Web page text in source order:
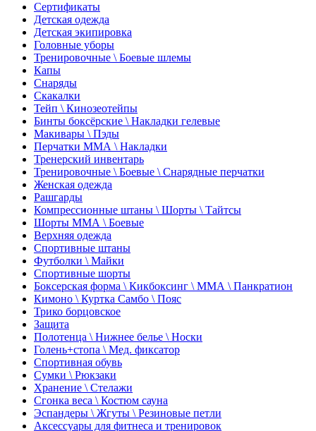
Сертификаты
Детская одежда
Детская экипировка
Головные уборы
Тренировочные \ Боевые шлемы
Капы
Снаряды
Скакалки
Тейп \ Кинозеотейпы
Бинты боксёрские \ Накладки гелевые
Макивары \ Пэды
Перчатки ММА \ Накладки
Тренерский инвентарь
Тренировочные \ Боевые \ Снарядные перчатки
Женская одежда
Рашгарды
Компрессионные штаны \ Шорты \ Тайтсы
Шорты ММА \ Боевые
Верхняя одежда
Спортивные штаны
Футболки \ Майки
Спортивные шорты
Боксерская форма \ Кикбоксинг \ ММА \ Панкратион
Кимоно \ Куртка Самбо \ Пояс
Трико борцовское
Защита
Полотенца \ Нижнее белье \ Носки
Голень+стопа \ Мед. фиксатор
Спортивная обувь
Сумки \ Рюкзаки
Хранение \ Стелажи
Сгонка веса \ Костюм сауна
Эспандеры \ Жгуты \ Резиновые петли
Аксессуары для фитнеса и тренировок